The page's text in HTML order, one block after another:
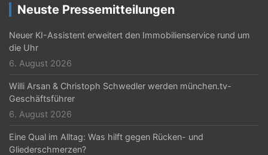
g
a
t
i
o
n
Neuste Pressemitteilungen
Neuer KI-Assistent erweitert den Immobilienservice rund um
die Uhr
6. August 2026
Willi Arsan & Christoph Schwedler werden münchen.tv-
Geschäftsführer
6. August 2026
Eine Qual im Alltag: Was hilft gegen Rücken- und
Gliederschmerzen?